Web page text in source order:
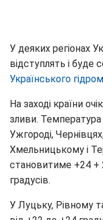
У деяких регіонах
відступлять і буде
Українського
На заході країни
зливи. Температура
Ужгороді,
Хмельницькому і
становитиме +24 +
градусів.
У Луцьку, Рівному